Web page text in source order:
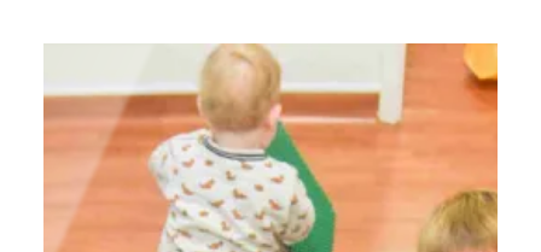
démarche proactive qui peut avoir des…